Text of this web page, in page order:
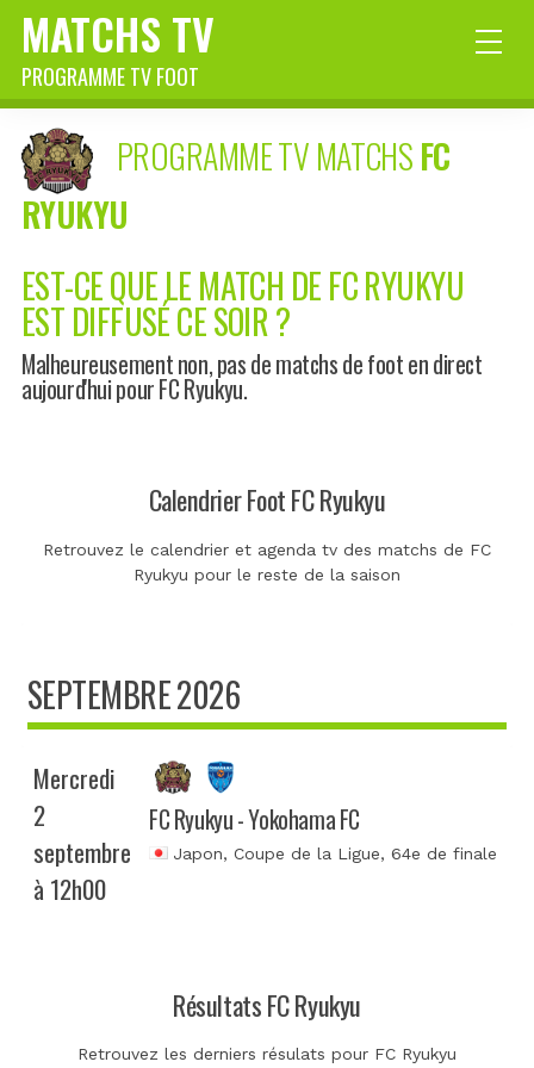
MATCHS TV
PROGRAMME TV FOOT
PROGRAMME TV MATCHSFC
RYUKYU
EST-CE QUE LE MATCH DE FC RYUKYU
EST DIFFUSÉ CE SOIR ?
Malheureusement non, pas de matchs de foot en direct
aujourd'hui pour FC Ryukyu.
Calendrier Foot FC Ryukyu
Retrouvez le calendrier et agenda tv des matchs de FC
Ryukyu pour le reste de la saison
SEPTEMBRE 2026
Mercredi
2
septembre
à 12h00
FC Ryukyu - Yokohama FC
Japon, Coupe de la Ligue, 64e de finale
Résultats FC Ryukyu
Retrouvez les derniers résulats pour FC Ryukyu